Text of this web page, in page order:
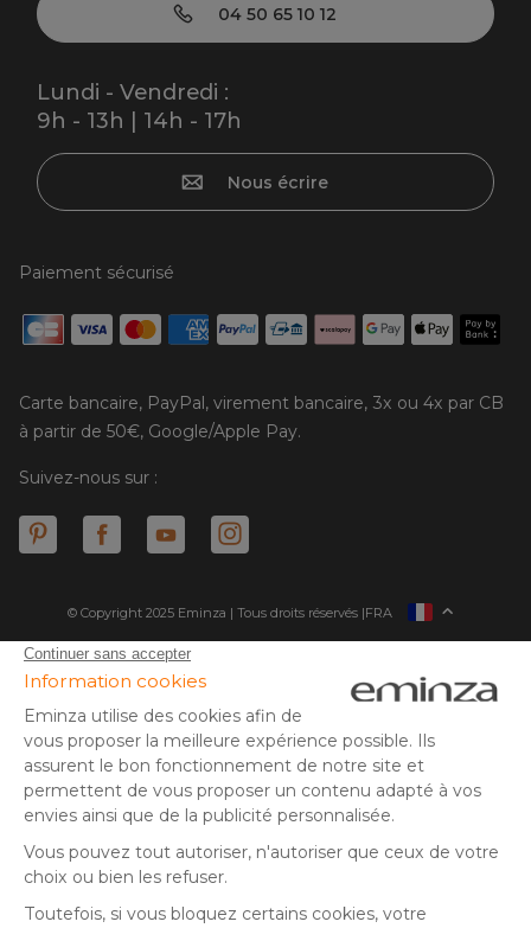
04 50 65 10 12
Lundi - Vendredi :
9h - 13h | 14h - 17h
Nous écrire
Paiement sécurisé
Carte bancaire, PayPal, virement bancaire, 3x ou 4x par CB
à partir de 50€, Google/Apple Pay.
Suivez-nous sur :
© Copyright 2025 Eminza | Tous droits réservés |
ESPAÑA
DEUTSCHLAND
SUISSE
DANMARK
FRA
* Vous disposez de 30 jours (à compter de la réception ou du
retrait de votre colis) pour effectuer un retour de produits et
vous faire rembourser. Hors colis volumineux
** Expédition le jour même pour toute commande passée avant
14 h (jours ouvrés - hors livraison éco)
(1) Remise de 10€ à partir de 80€ d'achat, hors frais de port. Offre
valable du 02/08/2026 au 06/08/2026 inclus, en saisissant le
remboursable, non cumulable avec un autre code promotionnel